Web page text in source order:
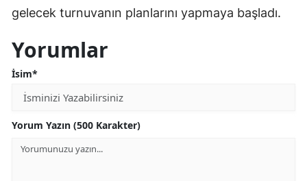
gelecek turnuvanın planlarını yapmaya başladı.
Yorumlar
İsim*
Yorum Yazın (500 Karakter)